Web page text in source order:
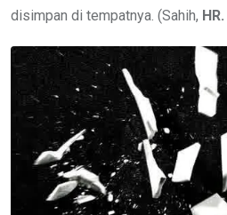
disimpan di tempatnya. (Sahih,